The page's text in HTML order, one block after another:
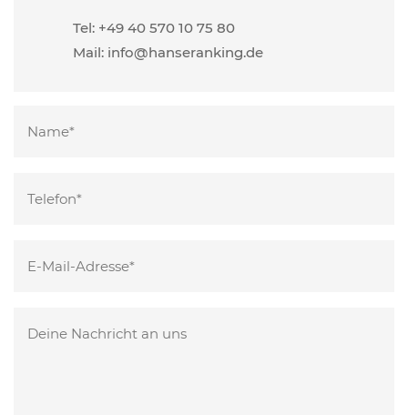
Tel: +49 40 570 10 75 80
Mail: info@hanseranking.de
lasse
Feld
lasse
Feld
lasse